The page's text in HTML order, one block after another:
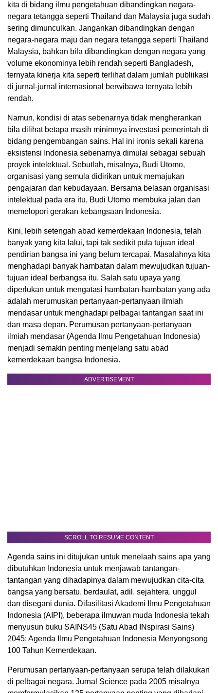
kita di bidang ilmu pengetahuan dibandingkan negara-
negara tetangga seperti Thailand dan Malaysia juga sudah
sering dimunculkan. Jangankan dibandingkan dengan
negara-negara maju dan negara tetangga seperti Thailand
Malaysia, bahkan bila dibandingkan dengan negara yang
volume ekonominya lebih rendah seperti Bangladesh,
ternyata kinerja kita seperti terlihat dalam jumlah publiikasi
di jurnal-jurnal internasional berwibawa ternyata lebih
rendah.
Namun, kondisi di atas sebenarnya tidak mengherankan
bila dilihat betapa masih minimnya investasi pemerintah di
bidang pengembangan sains. Hal ini ironis sekali karena
eksistensi Indonesia sebenarnya dimulai sebagai sebuah
proyek intelektual. Sebutlah, misalnya, Budi Utomo,
organisasi yang semula didirikan untuk memajukan
pengajaran dan kebudayaan. Bersama belasan organisasi
intelektual pada era itu, Budi Utomo membuka jalan dan
memelopori gerakan kebangsaan Indonesia.
Kini, lebih setengah abad kemerdekaan Indonesia, telah
banyak yang kita lalui, tapi tak sedikit pula tujuan ideal
pendirian bangsa ini yang belum tercapai. Masalahnya kita
menghadapi banyak hambatan dalam mewujudkan tujuan-
tujuan ideal berbangsa itu. Salah satu upaya yang
diperlukan untuk mengatasi hambatan-hambatan yang ada
adalah merumuskan pertanyaan-pertanyaan ilmiah
mendasar untuk menghadapi pelbagai tantangan saat ini
dan masa depan. Perumusan pertanyaan-pertanyaan
ilmiah mendasar (Agenda Ilmu Pengetahuan Indonesia)
menjadi semakin penting menjelang satu abad
kemerdekaan bangsa Indonesia.
ADVERTISEMENT
SCROLL TO RESUME CONTENT
Agenda sains ini ditujukan untuk menelaah sains apa yang
dibutuhkan Indonesia untuk menjawab tantangan-
tantangan yang dihadapinya dalam mewujudkan cita-cita
bangsa yang bersatu, berdaulat, adil, sejahtera, unggul
dan disegani dunia. Difasilitasi Akademi Ilmu Pengetahuan
Indonesia (AIPI), beberapa ilmuwan muda Indonesia tekah
menyusun buku SAINS45 (Satu Abad INspirasi Sains)
2045: Agenda Ilmu Pengetahuan Indonesia Menyongsong
100 Tahun Kemerdekaan.
Perumusan pertanyaan-pertanyaan serupa telah dilakukan
di pelbagai negara. Jurnal Science pada 2005 misalnya